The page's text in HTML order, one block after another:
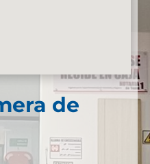
de